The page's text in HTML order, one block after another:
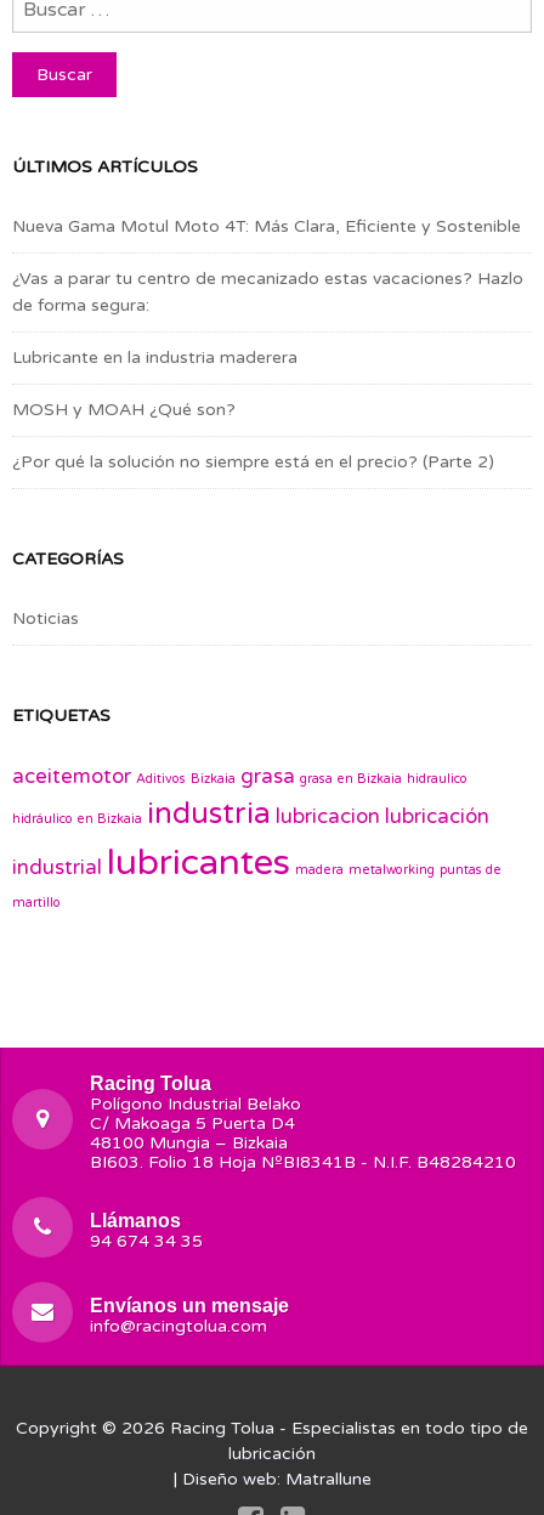
ÚLTIMOS ARTÍCULOS
Nueva Gama Motul Moto 4T: Más Clara, Eficiente y Sostenible
¿Vas a parar tu centro de mecanizado estas vacaciones? Hazlo
de forma segura:
Lubricante en la industria maderera
MOSH y MOAH ¿Qué son?
¿Por qué la solución no siempre está en el precio? (Parte 2)
CATEGORÍAS
Noticias
ETIQUETAS
aceitemotor Aditivos Bizkaia grasa grasa en Bizkaia hidraulico
hidráulico en Bizkaia industria lubricacion lubricación
industrial lubricantes madera metalworking puntas de
martillo
Racing Tolua
Polígono Industrial Belako
C/ Makoaga 5 Puerta D4
48100 Mungia – Bizkaia
BI603. Folio 18 Hoja NºBI8341B - N.I.F. B48284210
Llámanos
94 674 34 35
Envíanos un mensaje
info@racingtolua.com
Copyright © 2026 Racing Tolua - Especialistas en todo tipo de
lubricación
| Diseño web: Matrallune